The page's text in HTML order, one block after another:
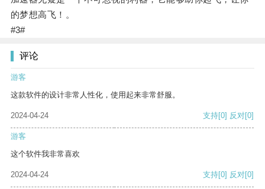
的梦想高飞！。
#3#
评论
游客
这款软件的设计非常人性化，使用起来非常舒服。
2024-04-24 支持[0] 反对[0]
游客
这个软件我非常喜欢
2024-04-24 支持[0] 反对[0]